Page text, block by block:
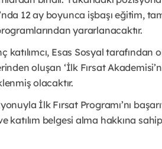
12 ay boyunca işbaşı eğitim,
yararlanacaktır.
katılımcı, Esas Sosyal
oluşan ‘İlk Fırsat
olacaktır.
İlk Fırsat Programı’nı
katılım belgesi alma hakkına